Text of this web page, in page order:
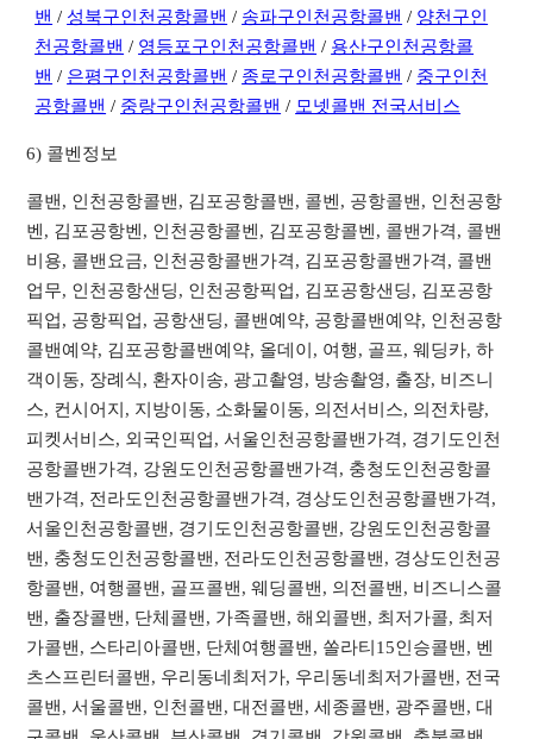
밴 / 성북구인천공항콜밴 / 송파구인천공항콜밴 / 양천구인
천공항콜밴 / 영등포구인천공항콜밴 / 용산구인천공항콜
밴 / 은평구인천공항콜밴 / 종로구인천공항콜밴 / 중구인천
공항콜밴 / 중랑구인천공항콜밴 / 모넷콜밴 전국서비스
6) 콜벤정보
콜밴, 인천공항콜밴, 김포공항콜밴, 콜벤, 공항콜밴, 인천공항
벤, 김포공항벤, 인천공항콜벤, 김포공항콜벤, 콜밴가격, 콜밴
비용, 콜밴요금, 인천공항콜밴가격, 김포공항콜밴가격, 콜밴
업무, 인천공항샌딩, 인천공항픽업, 김포공항샌딩, 김포공항
픽업, 공항픽업, 공항샌딩, 콜밴예약, 공항콜밴예약, 인천공항
콜밴예약, 김포공항콜밴예약, 올데이, 여행, 골프, 웨딩카, 하
객이동, 장례식, 환자이송, 광고촬영, 방송촬영, 출장, 비즈니
스, 컨시어지, 지방이동, 소화물이동, 의전서비스, 의전차량,
피켓서비스, 외국인픽업, 서울인천공항콜밴가격, 경기도인천
공항콜밴가격, 강원도인천공항콜밴가격, 충청도인천공항콜
밴가격, 전라도인천공항콜밴가격, 경상도인천공항콜밴가격,
서울인천공항콜밴, 경기도인천공항콜밴, 강원도인천공항콜
밴, 충청도인천공항콜밴, 전라도인천공항콜밴, 경상도인천공
항콜밴, 여행콜밴, 골프콜밴, 웨딩콜밴, 의전콜밴, 비즈니스콜
밴, 출장콜밴, 단체콜밴, 가족콜밴, 해외콜밴, 최저가콜, 최저
가콜밴, 스타리아콜밴, 단체여행콜밴, 쏠라티15인승콜밴, 벤
츠스프린터콜밴, 우리동네최저가, 우리동네최저가콜밴, 전국
콜밴, 서울콜밴, 인천콜밴, 대전콜밴, 세종콜밴, 광주콜밴, 대